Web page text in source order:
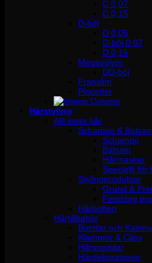
C 0,07
C 0,15
D-böj
D 0,05
D-böj 0,07
D 0,15
Megavolym
DD-böj
Franslim
Pincetter
Hårstyling
Allt inom hår
Schampo &
Schampo
Balsam
Hårmasker
Speciellt för
Stylingprodukter
Grund &
Finishing
Hårbotten
Hårtillbehör
Borstar och
Klämmor & Clips
Hårsnoddar
Hårdekorationer